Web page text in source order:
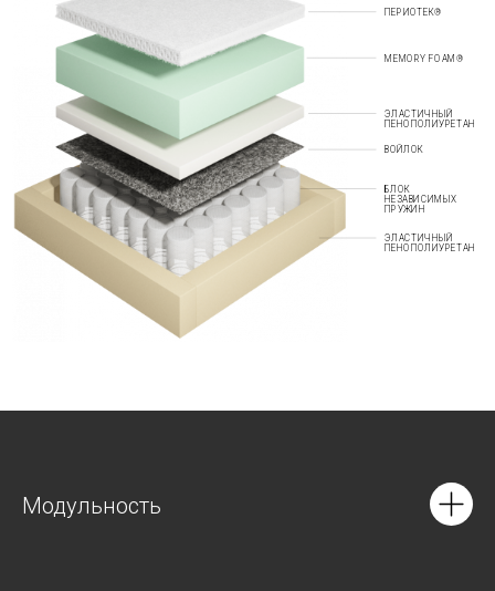
ПЕРИОТЕК®
MEMORY FOAM®
ЭЛАСТИЧНЫЙ
ПЕНОПОЛИУРЕТАН
ВОЙЛОК
БЛОК
НЕЗАВИСИМЫХ
ПРУЖИН
ЭЛАСТИЧНЫЙ
ПЕНОПОЛИУРЕТАН
Модульность